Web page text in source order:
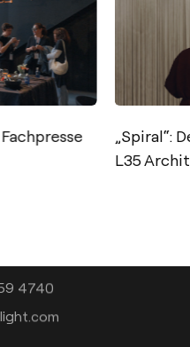
„Spiral“:
L35
4740